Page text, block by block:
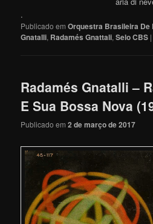
.
Publicado em Orquestra Brasileira De
Gnatalli, Radamés Gnattali,Selo CBS |
Radamés Gnatalli –
E Sua Bossa Nova
Publicado em2 de março de 2017